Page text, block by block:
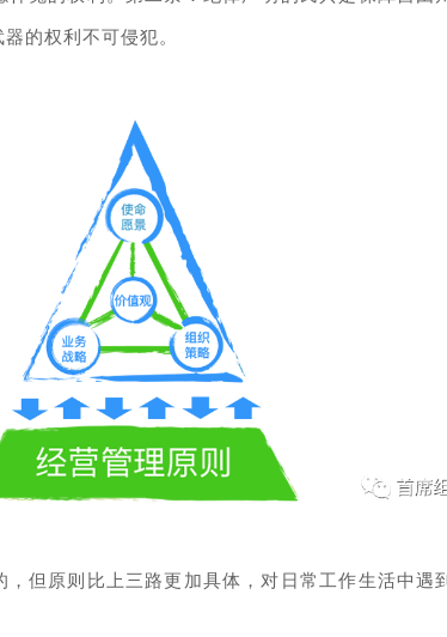
的权利不可侵犯。
但原则比上三路更加具体，对日常工作生活中遇